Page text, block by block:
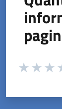
Valuta da 1